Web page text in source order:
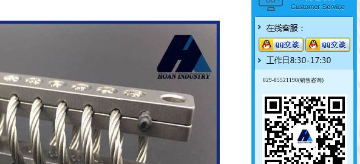
029-85521190(销售咨询)